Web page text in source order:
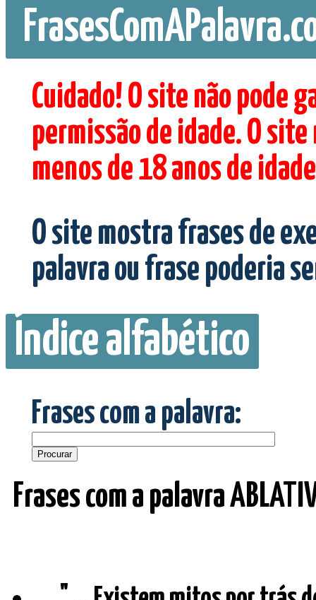
Cuidado! O site não pode
permissão de idade. O
menos de 18 anos de
O site mostra frases de
palavra ou frase poderia
Índice alfabético
Frases com a palavra:
Frases com a palavra